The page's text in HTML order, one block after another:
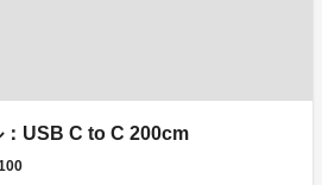
USB C to C 200cm